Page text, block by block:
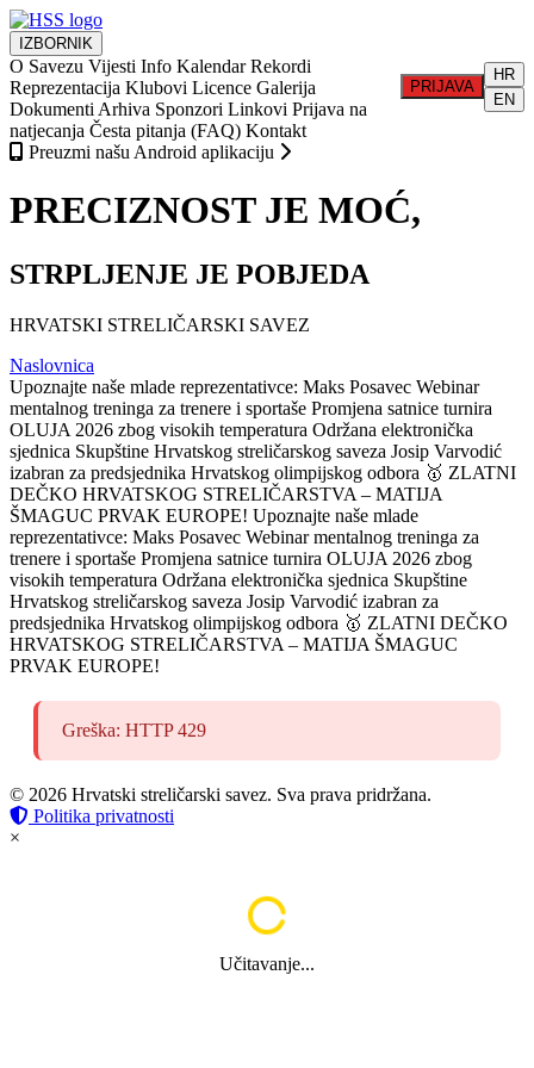
IZBORNIK
O Savezu Vijesti Info Kalendar Rekordi
Reprezentacija Klubovi Licence Galerija
Dokumenti Arhiva Sponzori Linkovi Prijava na
natjecanja Česta pitanja (FAQ) Kontakt
PRIJAVA
HR
EN
Preuzmi našu Android aplikaciju
PRECIZNOST JE MOĆ,
STRPLJENJE JE POBJEDA
HRVATSKI STRELIČARSKI SAVEZ
Naslovnica
Upoznajte naše mlade reprezentativce: Maks Posavec Webinar
mentalnog treninga za trenere i sportaše Promjena satnice turnira
OLUJA 2026 zbog visokih temperatura Održana elektronička
sjednica Skupštine Hrvatskog streličarskog saveza Josip Varvodić
izabran za predsjednika Hrvatskog olimpijskog odbora 🥇 ZLATNI
DEČKO HRVATSKOG STRELIČARSTVA – MATIJA
ŠMAGUC PRVAK EUROPE! Upoznajte naše mlade
reprezentativce: Maks Posavec Webinar mentalnog treninga za
trenere i sportaše Promjena satnice turnira OLUJA 2026 zbog
visokih temperatura Održana elektronička sjednica Skupštine
Hrvatskog streličarskog saveza Josip Varvodić izabran za
predsjednika Hrvatskog olimpijskog odbora 🥇 ZLATNI DEČKO
HRVATSKOG STRELIČARSTVA – MATIJA ŠMAGUC
PRVAK EUROPE!
Greška: HTTP 429
© 2026 Hrvatski streličarski savez. Sva prava pridržana.
Politika privatnosti
×
Učitavanje...